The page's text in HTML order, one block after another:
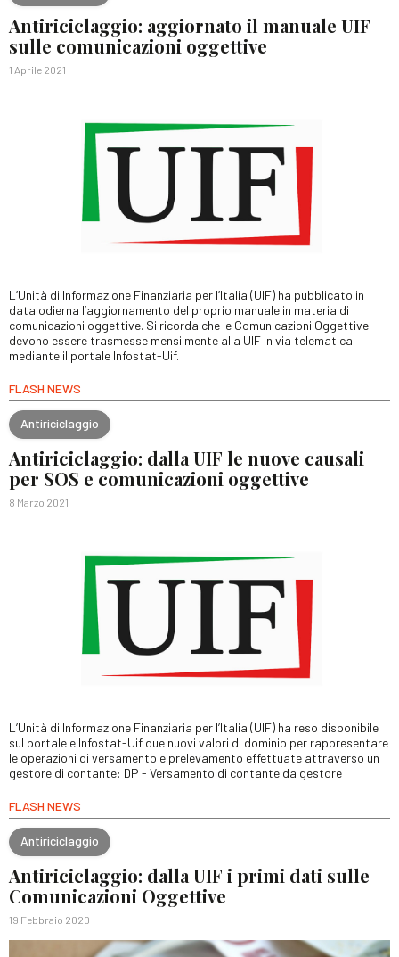
Antiriciclaggio: aggiornato il manuale UIF
sulle comunicazioni oggettive
1 Aprile 2021
L’Unità di Informazione Finanziaria per l’Italia (UIF) ha pubblicato in
data odierna l’aggiornamento del proprio manuale in materia di
comunicazioni oggettive. Si ricorda che le Comunicazioni Oggettive
devono essere trasmesse mensilmente alla UIF in via telematica
mediante il portale Infostat-Uif.
FLASH NEWS
Antiriciclaggio
Antiriciclaggio: dalla UIF le nuove causali
per SOS e comunicazioni oggettive
8 Marzo 2021
L’Unità di Informazione Finanziaria per l’Italia (UIF) ha reso disponibile
sul portale e Infostat-Uif due nuovi valori di dominio per rappresentare
le operazioni di versamento e prelevamento effettuate attraverso un
gestore di contante: DP - Versamento di contante da gestore
FLASH NEWS
Antiriciclaggio
Antiriciclaggio: dalla UIF i primi dati sulle
Comunicazioni Oggettive
19 Febbraio 2020